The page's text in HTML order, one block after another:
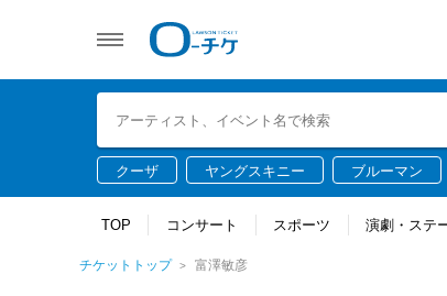
クーザ ヤングスキニー ブルーマン
TOP コンサート スポーツ 演劇・ステ
チケットトップ 富澤敏彦